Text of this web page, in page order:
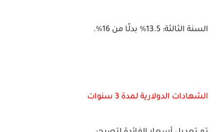
السنة الثالثة: 13.5% بدلًا من 16%.
الشهادات الدولارية لمدة 3 سنوات